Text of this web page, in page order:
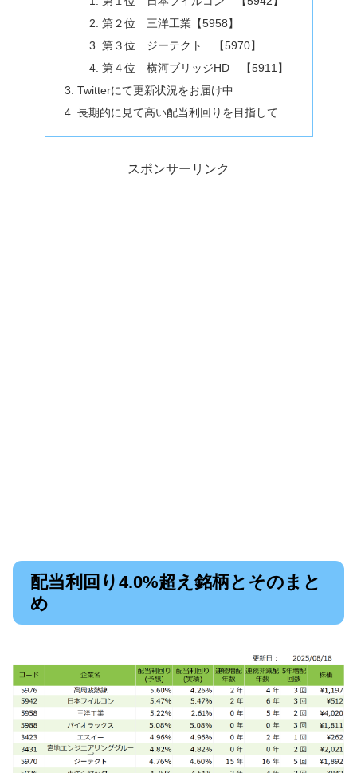
第２位 三洋工業【5958】
第３位 ジーテクト 【5970】
第４位 横河ブリッジHD 【5911】
Twitterにて更新状況をお届け中
長期的に見て高い配当利回りを目指して
スポンサーリンク
配当利回り4.0%超え銘柄とそのまと
め